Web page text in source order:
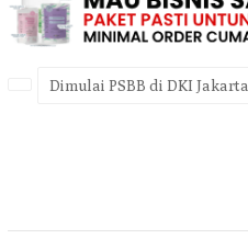
Dimulai PSBB di DKI Jakarta